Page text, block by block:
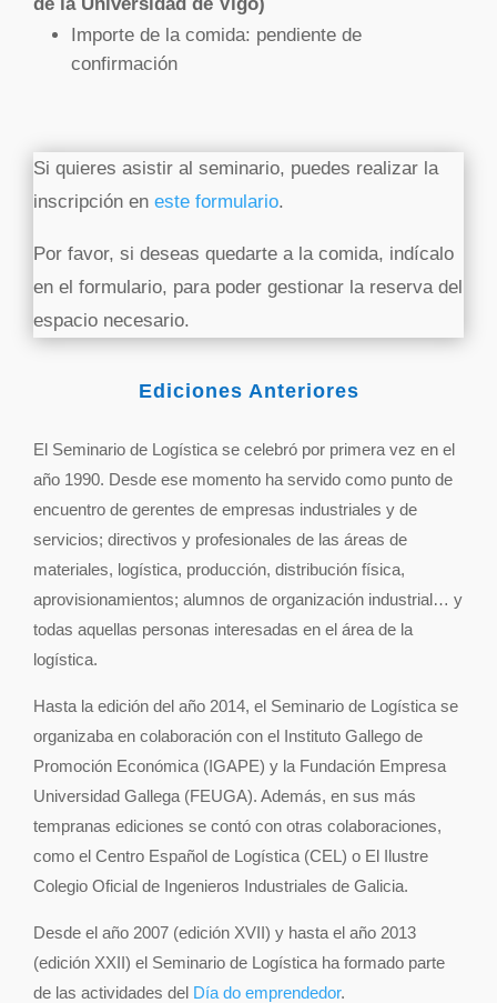
Importe de la comida: pendiente de
confirmación
Si quieres asistir al seminario, puedes realizar la
inscripción en este formulario.
Por favor, si deseas quedarte a la comida, indícalo
en el formulario, para poder gestionar la reserva del
espacio necesario.
Ediciones Anteriores
El Seminario de Logística se celebró por primera vez en el
año 1990. Desde ese momento ha servido como punto de
encuentro de gerentes de empresas industriales y de
servicios; directivos y profesionales de las áreas de
materiales, logística, producción, distribución física,
aprovisionamientos; alumnos de organización industrial… y
todas aquellas personas interesadas en el área de la
logística.
Hasta la edición del año 2014, el Seminario de Logística se
organizaba en colaboración con el Instituto Gallego de
Promoción Económica (IGAPE) y la Fundación Empresa
Universidad Gallega (FEUGA). Además, en sus más
tempranas ediciones se contó con otras colaboraciones,
como el Centro Español de Logística (CEL) o El Ilustre
Colegio Oficial de Ingenieros Industriales de Galicia.
Desde el año 2007 (edición XVII) y hasta el año 2013
(edición XXII) el Seminario de Logística ha formado parte
de las actividades del Día do emprendedor.